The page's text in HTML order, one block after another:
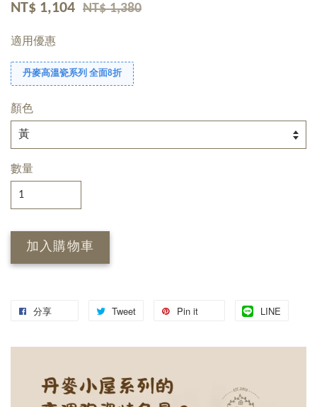
NT$ 1,104 NT$ 1,380
適用優惠
丹麥高溫瓷系列 全面8折
顏色
數量
加入購物車
分享 Tweet Pin it LINE